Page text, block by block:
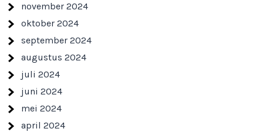
november 2024
oktober 2024
september 2024
augustus 2024
juli 2024
juni 2024
mei 2024
april 2024